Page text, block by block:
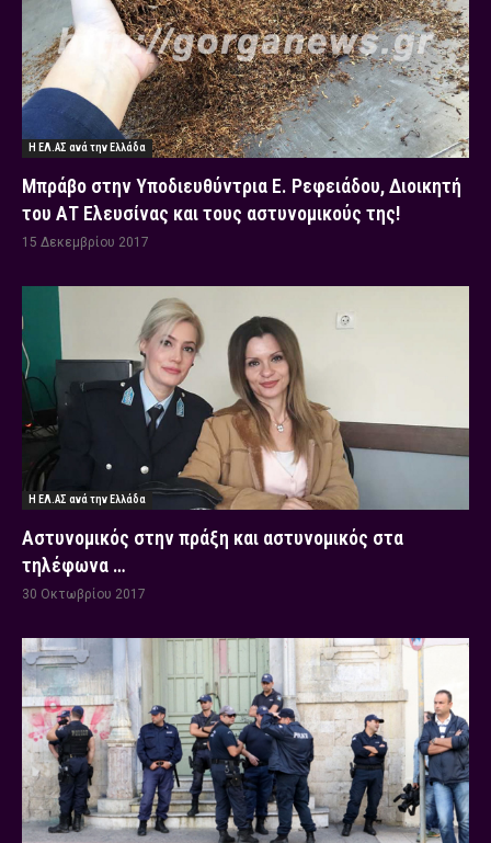
Η ΕΛ.ΑΣ ανά την Ελλάδα
Μπράβο στην Υποδιευθύντρια Ε. Ρεφειάδου, Διοικητή
του ΑΤ Ελευσίνας και τους αστυνομικούς της!
15 Δεκεμβρίου 2017
Η ΕΛ.ΑΣ ανά την Ελλάδα
Αστυνομικός στην πράξη και αστυνομικός στα
τηλέφωνα …
30 Οκτωβρίου 2017